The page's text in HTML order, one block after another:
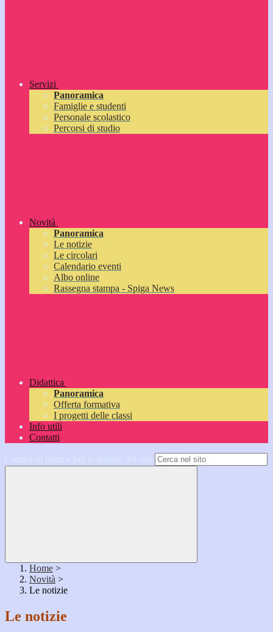
Servizi
Panoramica
Famiglie e studenti
Personale scolastico
Percorsi di studio
Novità
Panoramica
Le notizie
Le circolari
Calendario eventi
Albo online
Rassegna stampa - Spiga News
Didattica
Panoramica
Offerta formativa
I progetti delle classi
Info utili
Contatti
Home >
Novità >
Le notizie
Le notizie